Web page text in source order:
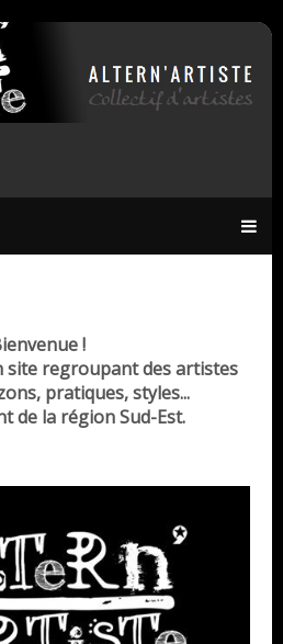
!
regroupant des artistes
pratiques, styles...
de la région Sud-Est.